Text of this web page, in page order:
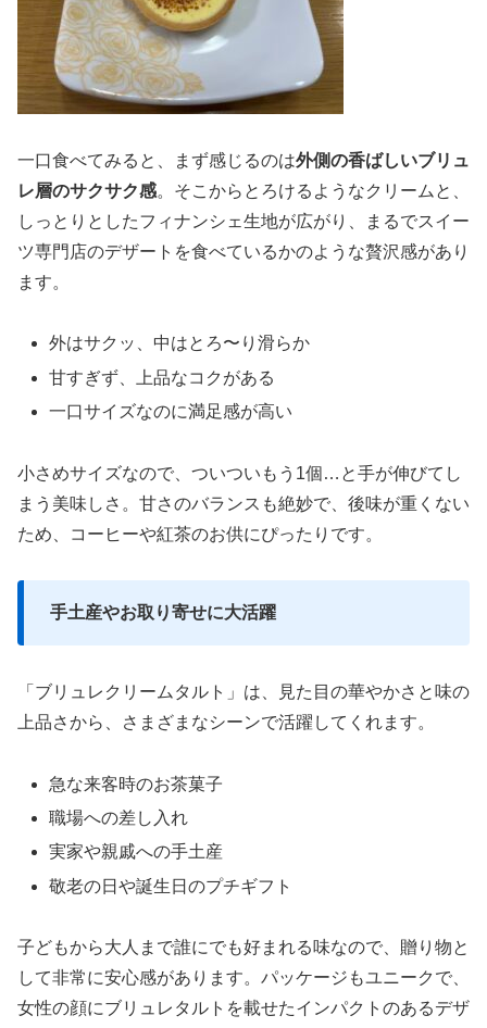
一口食べてみると、まず感じるのは外側の香ばしいブリュ
レ層のサクサク感。そこからとろけるようなクリームと、
しっとりとしたフィナンシェ生地が広がり、まるでスイー
ツ専門店のデザートを食べているかのような贅沢感があり
ます。
外はサクッ、中はとろ〜り滑らか
甘すぎず、上品なコクがある
一口サイズなのに満足感が高い
小さめサイズなので、ついついもう1個…と手が伸びてし
まう美味しさ。甘さのバランスも絶妙で、後味が重くない
ため、コーヒーや紅茶のお供にぴったりです。
手土産やお取り寄せに大活躍
「ブリュレクリームタルト」は、見た目の華やかさと味の
上品さから、さまざまなシーンで活躍してくれます。
急な来客時のお茶菓子
職場への差し入れ
実家や親戚への手土産
敬老の日や誕生日のプチギフト
子どもから大人まで誰にでも好まれる味なので、贈り物と
して非常に安心感があります。パッケージもユニークで、
女性の顔にブリュレタルトを載せたインパクトのあるデザ